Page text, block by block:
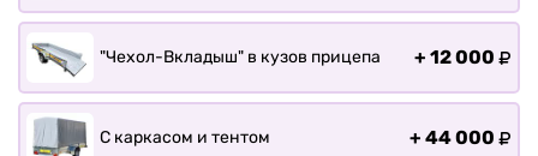
Получить прицеп
Статьи
Оплата
"Чехол-Вкладыш" в кузов прицепа + 12 000
С каркасом и тентом + 44 000